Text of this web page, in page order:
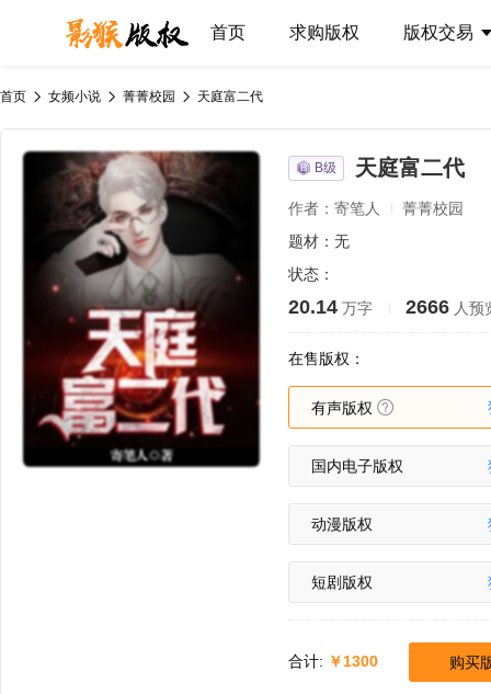
首页 求购版权 版权交易
首页 女频小说 菁菁校园 天庭富二代
B级 天庭富二代
作者：寄笔人
菁菁校园
题材：无
状态：
20.14 万字 2666 人预
在售版权：
有声版权
国内电子版权
动漫版权
短剧版权
合计: 1300 购买